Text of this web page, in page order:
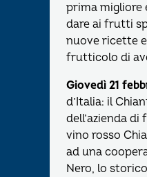
prima migliore
dare ai frutti
nuove ricette
frutticolo di
Giovedì 21
d’Italia: il
dell’azienda
vino rosso
ad una
Nero, lo